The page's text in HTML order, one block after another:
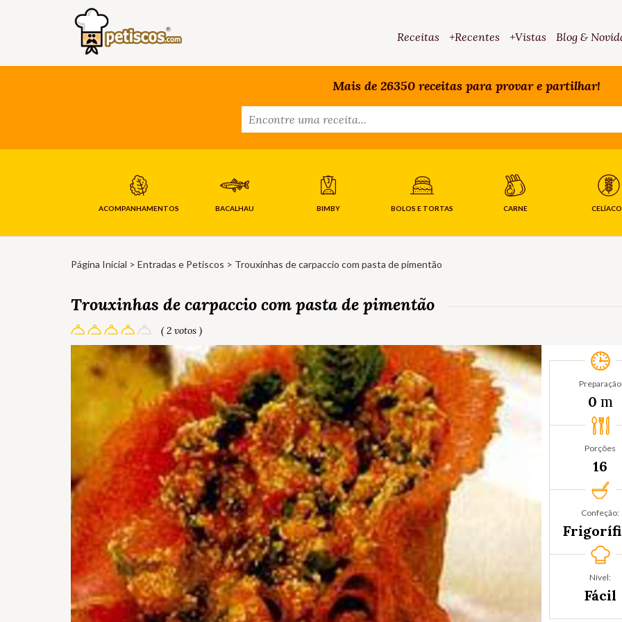
Receitas +Recentes +Vistas Blog &
Mais de 26350 receitas para provar e partilhar!
ACOMPANHAMENTOS BACALHAU BIMBY BOLOS E TORTAS CARNE
Página Inicial > Entradas e Petiscos > Trouxinhas de carpaccio com pasta de pimentão
Trouxinhas de carpaccio com pasta de pimentão
( 2 votos )
Preparação
0 m
Porções
16
Confeção:
Nível:
Fácil